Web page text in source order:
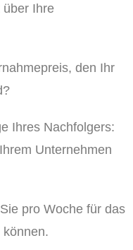
über Ihre
den Ihr
Ihres Nachfolgers:
Unternehmen
pro Woche für das